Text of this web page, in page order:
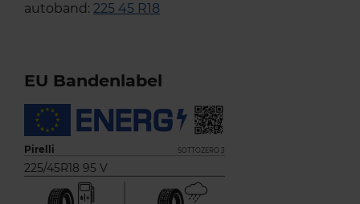
autoband: 225 45 R18
EU Bandenlabel
Pirelli SOTTOZERO 3
225/45R18 95 V